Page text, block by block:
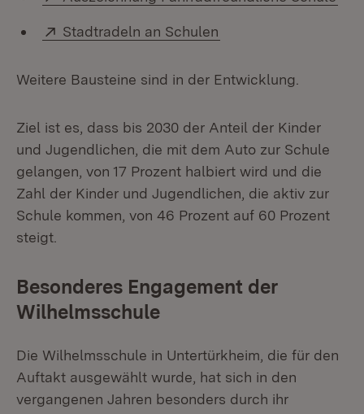
Extern:
Stadtradeln an Schulen
Weitere Bausteine sind in der Entwicklung.
Ziel ist es, dass bis 2030 der Anteil der Kinder
und Jugendlichen, die mit dem Auto zur Schule
gelangen, von 17 Prozent halbiert wird und die
Zahl der Kinder und Jugendlichen, die aktiv zur
Schule kommen, von 46 Prozent auf 60 Prozent
steigt.
Besonderes Engagement der
Wilhelmsschule
Die Wilhelmsschule in Untertürkheim, die für den
Auftakt ausgewählt wurde, hat sich in den
vergangenen Jahren besonders durch ihr